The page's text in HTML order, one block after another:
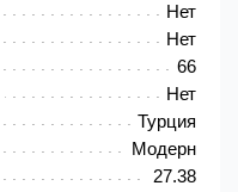
Нет
Нет
66
Нет
Турция
Модерн
27.38